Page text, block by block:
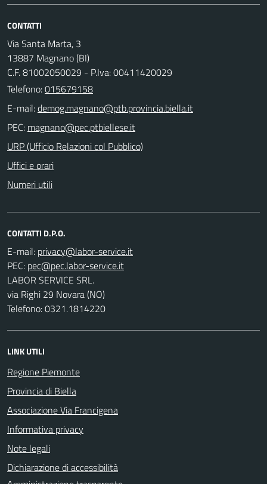
CONTATTI
Via Santa Marta, 3
13887 Magnano (BI)
C.F. 81002050029 - P.Iva: 00411420029
Telefono:015679158
E-mail:
PEC:
URP (Ufficio Relazioni col Pubblico)
Uffici e orari
Numeri utili
CONTATTI D.P.O.
E-mail:
PEC:
LABOR SERVICE SRL.
via Righi 29 Novara (NO)
Telefono: 0321.1814220
LINK UTILI
Regione Piemonte
Provincia di Biella
Associazione Via Francigena
Informativa privacy
Note legali
Dichiarazione di accessibilità